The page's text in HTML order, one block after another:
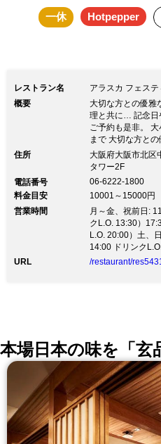
一休 Hotpepper
レストラン名
アラスカ フェス
概要
大切な方との優雅
理と共に… 記念日
ご予約も是非。
まで 大切な方と
洋料理と共に… 記
ィのご予約も是非
ティ・レセプショ
ー・二次会等 各種
用頂けます(プロ
ルタワーから始ま
へ】 レストラン
生まれ変わりまし
きた伝統の味わい
用意。
住所
大阪府大阪市北区
タワー2F
電話番号
06-6222-1800
料金目安
10001～15000円
営業時間
月～金、祝前日:
クL.O. 13:30）
L.O. 20:00）土、
14:00 ドリンク
19:00 ドリンク
URL /restaurant/
本場日本の味を「玄